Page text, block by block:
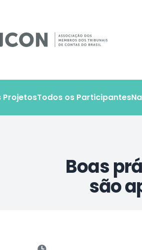
ProjetosTodos os Participantes
Boas
são